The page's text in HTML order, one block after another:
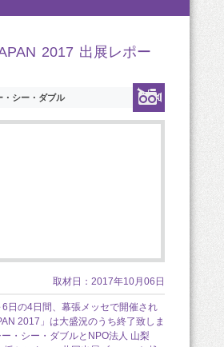
2017 出展レポー
・シー・ダブル
取材日：2017年10月06日
日の4日間、幕張メッセで開催され
2017」は大盛況のうち終了致しま
・シー・ダブルとNPO法人 山梨